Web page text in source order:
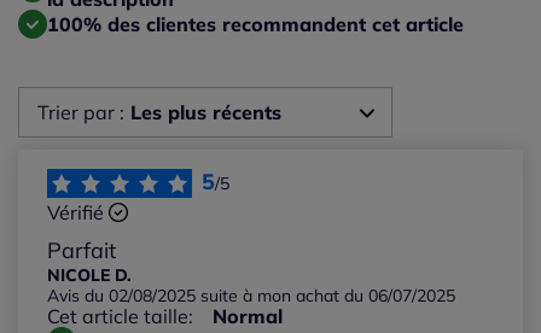
100% des clientes recommandent cet article
Trier par : Les plus récents
Les plus récents
Les plus anciens
Notes les plus élevées
5/5
Vérifié
Parfait
NICOLE D.
Avis du 02/08/2025 suite à mon achat du 06/07/2025
Cet article taille:
Normal